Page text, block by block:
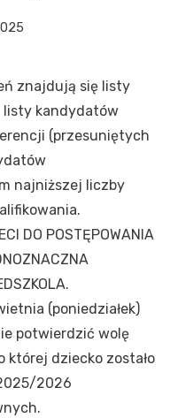
znajdują się listy
listy kandydatów
(przesuniętych
najniższej liczby
DO POSTĘPOWANIA
(poniedziałek)
potwierdzić wolę
której dziecko zostało
2026